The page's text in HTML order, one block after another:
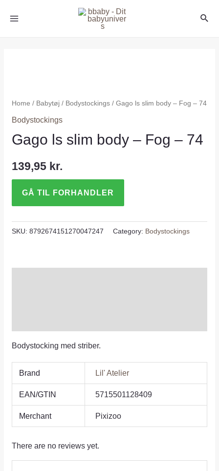
Home / Babytøj/ Bodystockings/ Gago ls slim body – Fog – 74
Bodystockings
Gago ls slim body – Fog – 74
139,95 kr.
GÅ TIL FORHANDLER
SKU: 8792674151270047247 Category: Bodystockings
Bodystocking med striber.
Brand Lil' Atelier
EAN/GTIN 5715501128409
Merchant Pixizoo
There are no reviews yet.